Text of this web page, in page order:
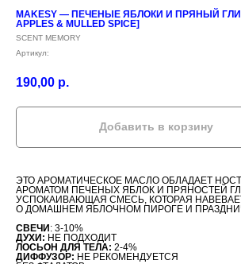
MAKESY — ПЕЧЕНЫЕ ЯБЛОКИ И ПРЯНЫЙ
APPLES & MULLED SPICE]
SCENT MEMORY
Артикул:
190,00 р.
Добавить в корзину
ЭТО АРОМАТИЧЕСКОЕ МАСЛО ОБЛАДАЕТ
АРОМАТОМ ПЕЧЕНЫХ ЯБЛОК И ПРЯНОСТЕЙ
УСПОКАИВАЮЩАЯ СМЕСЬ, КОТОРАЯ
О ДОМАШНЕМ ЯБЛОЧНОМ ПИРОГЕ И
СВЕЧИ: 3-10%
ДУХИ: НЕ ПОДХОДИТ
ЛОСЬОН ДЛЯ ТЕЛА: 2-4%
ДИФФУЗОР: НЕ РЕКОМЕНДУЕТСЯ